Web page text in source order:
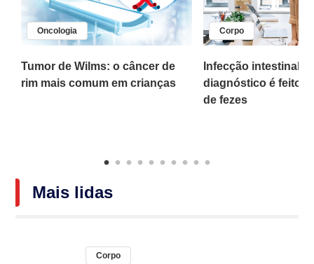
Oncologia
Tumor de Wilms: o câncer de
rim mais comum em crianças
Corpo
Infecção intestinal
diagnóstico é feito
de fezes
Mais lidas
Corpo